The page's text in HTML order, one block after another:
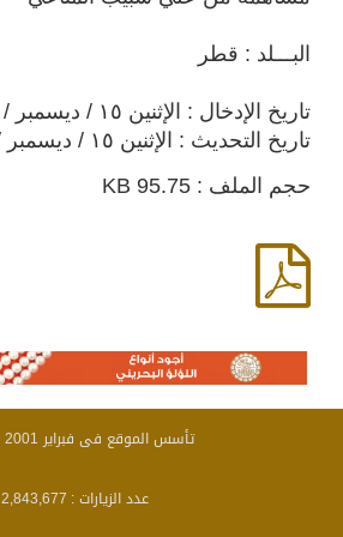
البـــلد : قطر
تاريخ الإدخال : الإثنين ١٥ / ديسمبر / ٢٠٠٨
تاريخ التحديث : الإثنين ١٥ / ديسمبر / ٢٠٠٨
حجم الملف : 95.75 KB
تأسس الموقع فى فبراير 2001 ميلادى
عدد الزيارات : 2,843,677